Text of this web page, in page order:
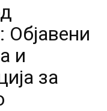
Објавени
и
за